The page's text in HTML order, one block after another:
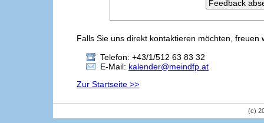
Falls Sie uns direkt kontaktieren möchten,
Telefon: +43/1/512 63 83 32
E-Mail: kalender@meindfp.at
Zur Startseite >>
(c)